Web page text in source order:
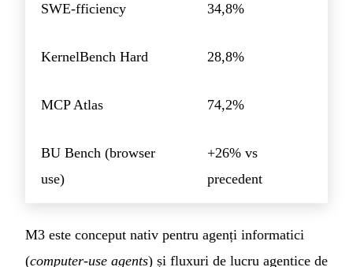
SWE-fficiency 34,8%
KernelBench Hard 28,8%
MCP Atlas 74,2%
BU Bench (browser
use)
+26% vs
precedent
M3 este conceput nativ pentru agenți informatici
(computer-use agents) și fluxuri de lucru agentice de